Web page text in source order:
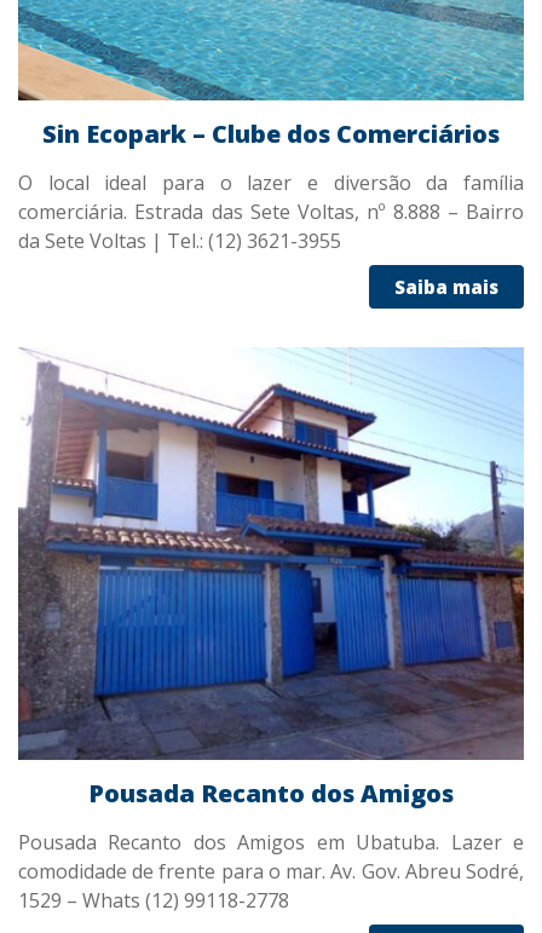
Sin Ecopark – Clube dos Comerciários
O local ideal para o lazer e diversão da família
comerciária. Estrada das Sete Voltas, nº 8.888 – Bairro
da Sete Voltas | Tel.: (12) 3621-3955
Saiba mais
Pousada Recanto dos Amigos
Pousada Recanto dos Amigos em Ubatuba. Lazer e
comodidade de frente para o mar. Av. Gov. Abreu Sodré,
1529 – Whats (12) 99118-2778